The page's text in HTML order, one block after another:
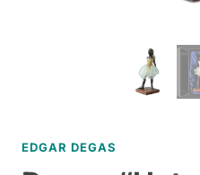
EDGAR DEGAS